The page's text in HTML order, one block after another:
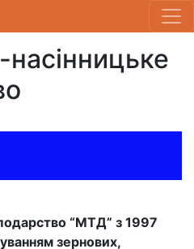
“МТД” з 1997
зернових,